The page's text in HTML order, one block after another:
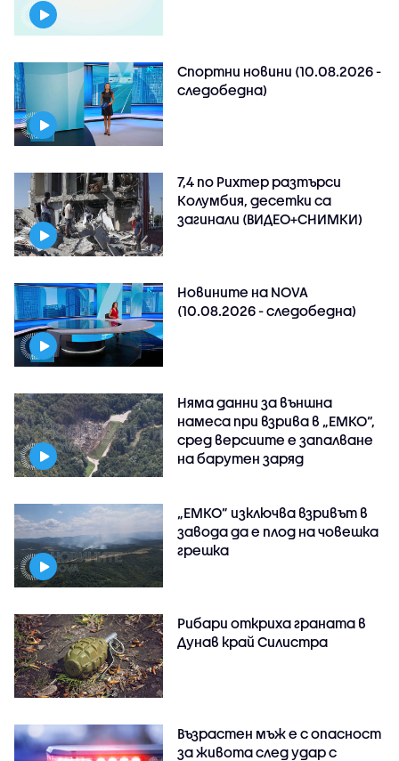
Спортни новини (10.08.2026 -
следобедна)
7,4 по Рихтер разтърси
Колумбия, десетки са
загинали (ВИДЕО+СНИМКИ)
Новините на NOVA
(10.08.2026 - следобедна)
Няма данни за външна
намеса при взрива в „ЕМКО“,
сред версиите е запалване
на барутен заряд
„ЕМКО” изключва взривът в
завода да е плод на човешка
грешка
Рибари откриха граната в
Дунав край Силистра
Възрастен мъж е с опасност
за живота след удар с